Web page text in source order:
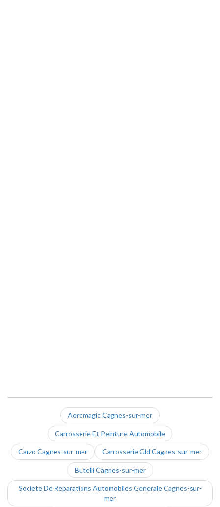
Aeromagic Cagnes-sur-mer
Carrosserie Et Peinture Automobile
Carzo Cagnes-sur-mer Carrosserie Gld Cagnes-sur-mer
Butelli Cagnes-sur-mer
Societe De Reparations Automobiles Generale Cagnes-sur-
mer